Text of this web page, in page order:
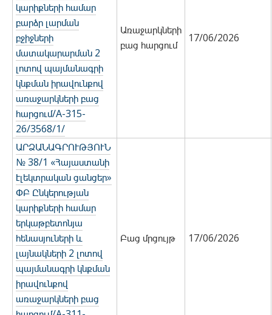
կարիքների համար
բարձր լարման
բջիջների
մատակարարման 2
լոտով պայմանագրի
կնքման իրավունքով
առաջարկների բաց
հարցում/A-315-
26/3568/1/
Առաջարկների
բաց հարցում
17/06/2026
ԱՐՁԱՆԱԳՐՈՒԹՅՈՒՆ
№ 38/1 «Հայաստանի
էլեկտրական ցանցեր»
ՓԲ Ընկերության
կարիքների համար
երկաթբետոնյա
հենասյուների և
լայնակների 2 լոտով
պայմանագրի կնքման
իրավունքով
առաջարկների բաց
Բաց մրցույթ 17/06/2026